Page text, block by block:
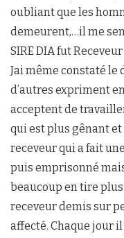
oubliant que les
demeurent,…il me
SIRE DIA fut
Jai même constaté le
d’autres expriment
acceptent de
qui est plus gênant
receveur qui a fait
puis emprisonné
beaucoup en tire
receveur demis sur
affecté. Chaque jour